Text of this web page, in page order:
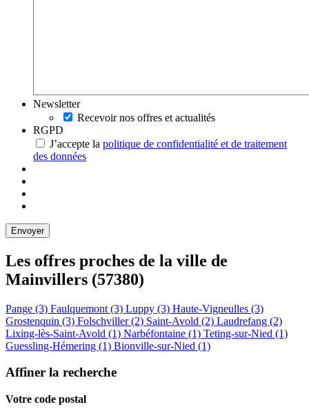
Newsletter
Recevoir nos offres et actualités
RGPD
J’accepte la politique de confidentialité et de traitement
des données
Les offres proches de la ville de
Mainvillers (57380)
Pange (3) Faulquemont (3) Luppy (3) Haute-Vigneulles (3)
Grostenquin (3) Folschviller (2) Saint-Avold (2) Laudrefang (2)
Lixing-lès-Saint-Avold (1) Narbéfontaine (1) Teting-sur-Nied (1)
Guessling-Hémering (1) Bionville-sur-Nied (1)
Affiner la recherche
Votre code postal